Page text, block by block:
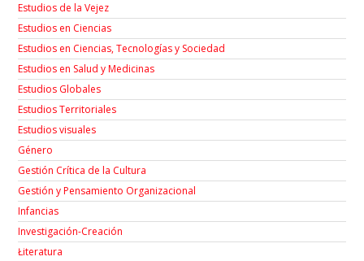
Estudios de la Vejez
Estudios en Ciencias
Estudios en Ciencias, Tecnologías y Sociedad
Estudios en Salud y Medicinas
Estudios Globales
Estudios Territoriales
Estudios visuales
Género
Gestión Crítica de la Cultura
Gestión y Pensamiento Organizacional
Infancias
Investigación-Creación
Łiteratura